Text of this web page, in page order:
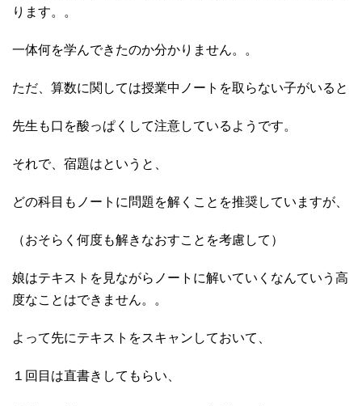
ります。。
一体何を学んできたのか分かりません。。
ただ、算数に関しては授業中ノートを取らない子がいると
先生も口を酸っぱくして注意しているようです。
それで、宿題はというと、
どの科目もノートに問題を解くことを推奨していますが、
（おそらく何度も解きなおすことを考慮して）
娘はテキストを見ながらノートに解いていくなんていう高
度なことはできません。。
よって先にテキストをスキャンしておいて、
１回目は直書きしてもらい、